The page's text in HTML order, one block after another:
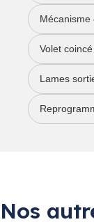
Volet
Lames
Nos